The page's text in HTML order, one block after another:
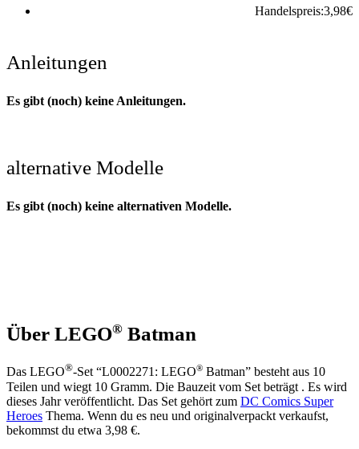
Handelspreis:3,98€
Anleitungen
Es gibt (noch) keine Anleitungen.
alternative Modelle
Es gibt (noch) keine alternativen Modelle.
Über LEGO® Batman
Das LEGO®-Set “L0002271: LEGO® Batman” besteht aus 10
Teilen und wiegt 10 Gramm. Die Bauzeit vom Set beträgt . Es wird
dieses Jahr veröffentlicht. Das Set gehört zum DC Comics Super
Heroes Thema. Wenn du es neu und originalverpackt verkaufst,
bekommst du etwa 3,98 €.